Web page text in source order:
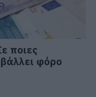
ποιες
φόρο